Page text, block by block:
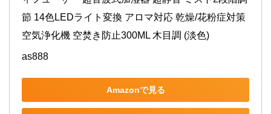
節 14色LEDライト変換 アロマ対応 乾燥/花粉症対策
空気浄化機 空焚き防止300ML 木目調 (淡色)
as888
Amazonで見る